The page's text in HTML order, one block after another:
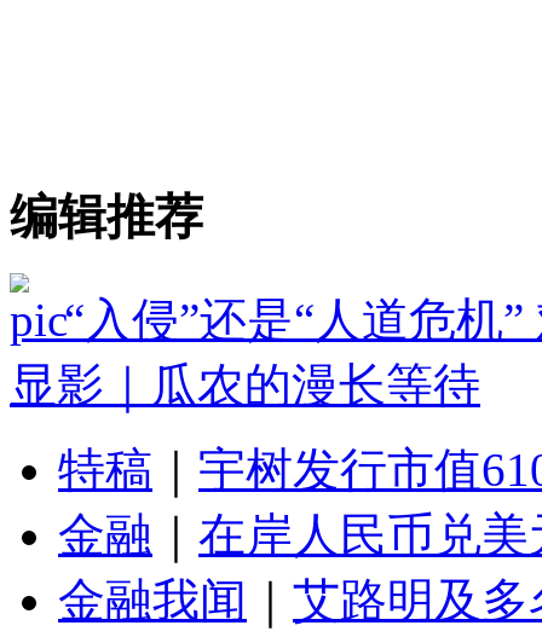
编辑推荐
“入侵”还是“人道危机
显影｜瓜农的漫长等待
特稿
宇树发行市值
金融
在岸人民币兑
金融我闻
艾路明及